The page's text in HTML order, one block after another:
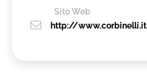
Sito Web
http://www.corbinelli.it